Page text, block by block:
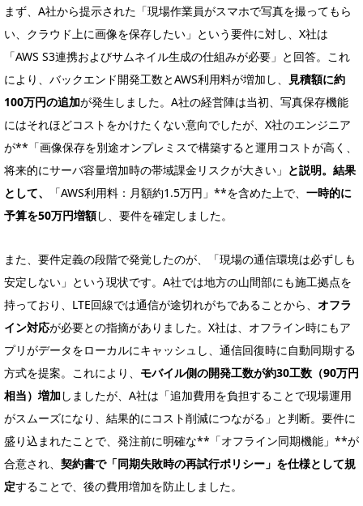
まず、A社から提示された「現場作業員がスマホで写真を撮ってもら
い、クラウド上に画像を保存したい」という要件に対し、X社は
「AWS S3連携およびサムネイル生成の仕組みが必要」と回答。これ
により、バックエンド開発工数とAWS利用料が増加し、
見積額に約
100万円の追加が発生しました。A社の経営陣は当初、写真保存機能
にはそれほどコストをかけたくない意向でしたが、X社のエンジニア
が**「画像保存を別途オンプレミスで構築すると運用コストが高く、
将来的にサーバ容量増加時の帯域課金リスクが大きい」 と説明。結果
として、
「AWS利用料：月額約1.5万円」**を含めた上で、 一時的に
予算を50万円増額し、要件を確定しました。
また、要件定義の段階で発覚したのが、「現場の通信環境は必ずしも
安定しない」という現状です。A社では地方の山間部にも施工拠点を
持っており、LTE回線では通信が途切れがちであることから、 オフラ
イン対応が必要との指摘がありました。X社は、オフライン時にもア
プリがデータをローカルにキャッシュし、通信回復時に自動同期する
方式を提案。これにより、 モバイル側の開発工数が約30工数（90万円
相当）増加しましたが、A社は「追加費用を負担することで現場運用
がスムーズになり、結果的にコスト削減につながる」と判断。要件に
盛り込まれたことで、発注前に明確な**「オフライン同期機能」**が
合意され、 契約書で「同期失敗時の再試行ポリシー」を仕様として規
定することで、後の費用増加を防止しました。